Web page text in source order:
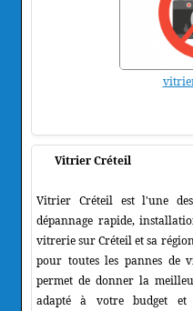
Vitrier Créteil
Vitrier Créteil est l'une
dépannage rapide,
vitrerie sur Créteil et sa
pour toutes les pannes de
permet de donner la
adapté à votre budget et